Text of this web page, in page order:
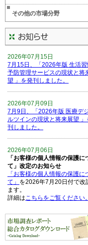
その他の市場分野
2026年07月15日
7月15日、「2026年版 生活
予防管理サービスの現状と将
望 」を発刊しました。
2026年07月09日
7月9日、「2026年版 医療デ
ルツインの現状と将来展望 」
刊しました。
2026年07月06日
「お客様の個人情報の保護に
て」改定のお知らせ
「お客様の個人情報の保護に
て」 を2026年7月20日付で改
ます。
詳細はこちらをご覧ください。
2026年06月15日
6月15日、「中国の医療保険
品リスト 」を発刊しました。